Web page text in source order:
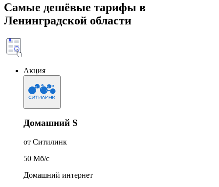
Самые дешёвые тарифы в
Ленинградской области
Акция
Домашний S
от Ситилинк
50 Мб/c
Домашний интернет